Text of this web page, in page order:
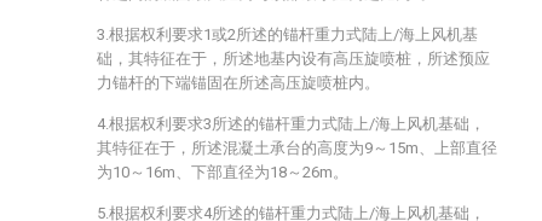
3.根据权利要求1或2所述的锚杆重力式陆上/海上风机基
础，其特征在于，所述地基内设有高压旋喷桩，所述预应
力锚杆的下端锚固在所述高压旋喷桩内。
4.根据权利要求3所述的锚杆重力式陆上/海上风机基础，
其特征在于，所述混凝土承台的高度为9～15m、上部直径
为10～16m、下部直径为18～26m。
5.根据权利要求4所述的锚杆重力式陆上/海上风机基础，